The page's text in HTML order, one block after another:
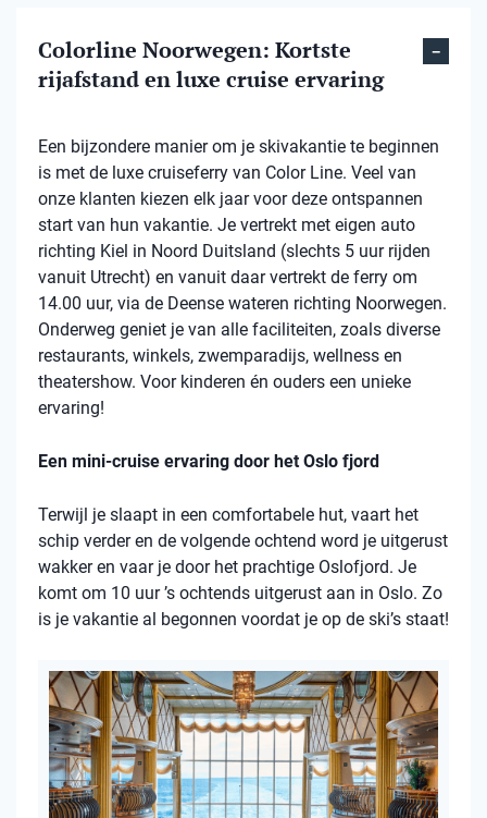
Colorline Noorwegen: Kortste
rijafstand en luxe cruise ervaring
Een bijzondere manier om je skivakantie te beginnen
is met de luxe cruiseferry van Color Line. Veel van
onze klanten kiezen elk jaar voor deze ontspannen
start van hun vakantie. Je vertrekt met eigen auto
richting Kiel in Noord Duitsland (slechts 5 uur rijden
vanuit Utrecht) en vanuit daar vertrekt de ferry om
14.00 uur, via de Deense wateren richting Noorwegen.
Onderweg geniet je van alle faciliteiten, zoals diverse
restaurants, winkels, zwemparadijs, wellness en
theatershow. Voor kinderen én ouders een unieke
ervaring!
Een mini-cruise ervaring door het Oslo fjord
Terwijl je slaapt in een comfortabele hut, vaart het
schip verder en de volgende ochtend word je uitgerust
wakker en vaar je door het prachtige Oslofjord. Je
komt om 10 uur ’s ochtends uitgerust aan in Oslo. Zo
is je vakantie al begonnen voordat je op de ski’s staat!